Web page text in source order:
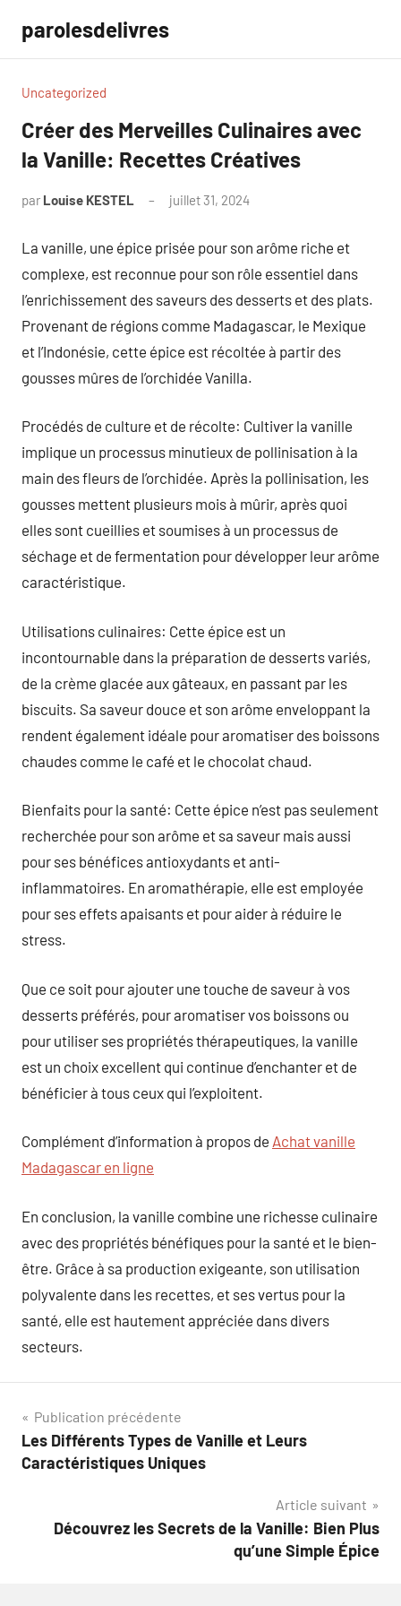
contenu
parolesdelivres
Uncategorized
Créer des Merveilles Culinaires avec
la Vanille: Recettes Créatives
par Louise KESTEL juillet 31, 2024
La vanille, une épice prisée pour son arôme riche et
complexe, est reconnue pour son rôle essentiel dans
l’enrichissement des saveurs des desserts et des plats.
Provenant de régions comme Madagascar, le Mexique
et l’Indonésie, cette épice est récoltée à partir des
gousses mûres de l’orchidée Vanilla.
Procédés de culture et de récolte: Cultiver la vanille
implique un processus minutieux de pollinisation à la
main des fleurs de l’orchidée. Après la pollinisation, les
gousses mettent plusieurs mois à mûrir, après quoi
elles sont cueillies et soumises à un processus de
séchage et de fermentation pour développer leur arôme
caractéristique.
Utilisations culinaires: Cette épice est un
incontournable dans la préparation de desserts variés,
de la crème glacée aux gâteaux, en passant par les
biscuits. Sa saveur douce et son arôme enveloppant la
rendent également idéale pour aromatiser des boissons
chaudes comme le café et le chocolat chaud.
Bienfaits pour la santé: Cette épice n’est pas seulement
recherchée pour son arôme et sa saveur mais aussi
pour ses bénéfices antioxydants et anti-
inflammatoires. En aromathérapie, elle est employée
pour ses effets apaisants et pour aider à réduire le
stress.
Que ce soit pour ajouter une touche de saveur à vos
desserts préférés, pour aromatiser vos boissons ou
pour utiliser ses propriétés thérapeutiques, la vanille
est un choix excellent qui continue d’enchanter et de
bénéficier à tous ceux qui l’exploitent.
Complément d’information à propos de Achat vanille
Madagascar en ligne
En conclusion, la vanille combine une richesse culinaire
avec des propriétés bénéfiques pour la santé et le bien-
être. Grâce à sa production exigeante, son utilisation
polyvalente dans les recettes, et ses vertus pour la
santé, elle est hautement appréciée dans divers
secteurs.
Navigation
de
Publication précédente
Les Différents Types de Vanille et Leurs
Caractéristiques Uniques
Article suivant
Découvrez les Secrets de la Vanille: Bien Plus
qu’une Simple Épice